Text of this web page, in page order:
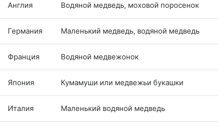
Англия Водяной медведь, моховой поросенок
Германия Маленький медведь, водяной медведь
Франция Водяной медвежонок
Япония Кумамуши или медвежьи букашки
Италия Маленький водяной медведь